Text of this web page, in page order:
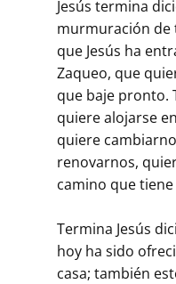
Jesús termina
murmuración de
que Jesús ha
Zaqueo, que
que baje pronto.
quiere alojarse
quiere
renovarnos,
camino que
Termina Jesús
hoy ha sido
casa; también